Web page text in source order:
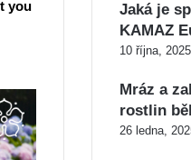
Jaká je
KAMAZ
10 října, 2025
Mráz a
rostlin
26 ledna,